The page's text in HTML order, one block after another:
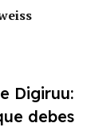
Digiruu:
debes